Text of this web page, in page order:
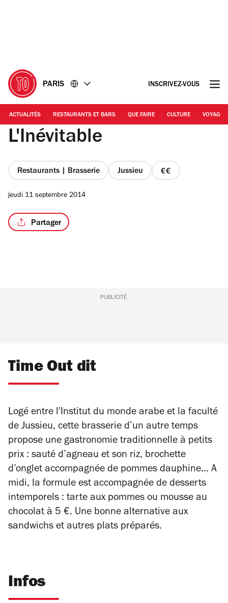
PARIS INSCRIVEZ-VOUS
ACTUALITÉS RESTAURANTS ET BARS QUE FAIRE CULTURE VOYAGE
L'Inévitable
Restaurants | Brasserie Jussieu
prix
jeudi 11 septembre 2014
Partager
PUBLICITÉ
Time Out dit
Logé entre l'Institut du monde arabe et la faculté
de Jussieu, cette brasserie d’un autre temps
propose une gastronomie traditionnelle à petits
prix : sauté d’agneau et son riz, brochette
d’onglet accompagnée de pommes dauphine… A
midi, la formule est accompagnée de desserts
intemporels : tarte aux pommes ou mousse au
chocolat à 5 €. Une bonne alternative aux
sandwichs et autres plats préparés.
Infos